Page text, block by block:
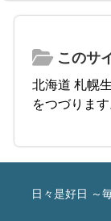
このサ
北海道 札幌
をつづります
日々是好日 ～